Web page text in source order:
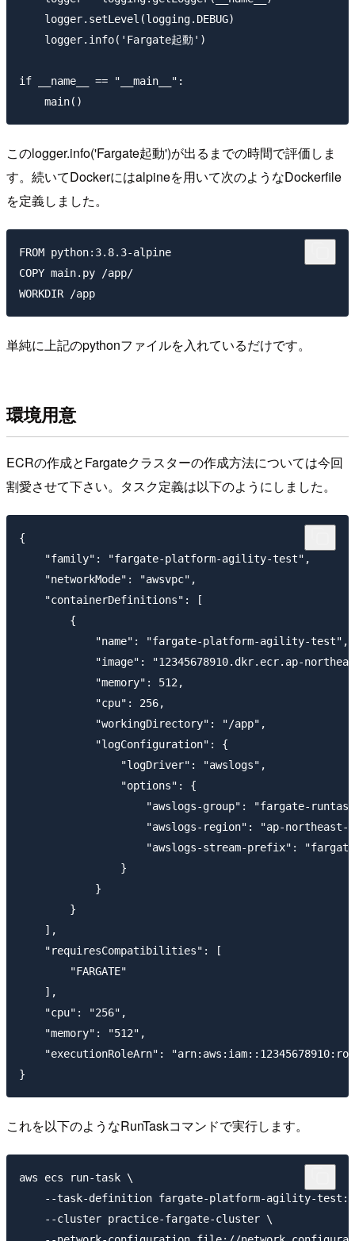
    logger.setLevel(logging.DEBUG)
    logger.info('Fargate起動')
if __name__ == "__main__":
このlogger.info('Fargate起動')が出るまでの時間で評価しま
す。続いてDockerにはalpineを用いて次のようなDockerfile
を定義しました。
FROM python:3.8.3-alpine
COPY main.py /app/
単純に上記のpythonファイルを入れているだけです。
環境用意
ECRの作成とFargateクラスターの作成方法については今回
割愛させて下さい。タスク定義は以下のようにしました。
{
    "family": "fargate-platform-agility-test",
    "networkMode": "awsvpc",
    "containerDefinitions": [
        {
            "name": "fargate-platform-agility-test",
"image": "12345678910.dkr.ecr.ap-
            "memory": 512,
            "cpu": 256,
            "workingDirectory": "/app",
            "logConfiguration": {
                "logDriver": "awslogs",
                "options": {
"awslogs-group": "fargate-
"awslogs-region": "ap-northeast-
"awslogs-stream-prefix":
                }
            }
        }
    ],
    "requiresCompatibilities": [
        "FARGATE"
    ],
    "cpu": "256",
    "memory": "512",
"executionRoleArn":
これを以下のようなRunTaskコマンドで実行します。
aws ecs run-task \
--task-definition fargate-platform-agility-
    --cluster practice-fargate-cluster \